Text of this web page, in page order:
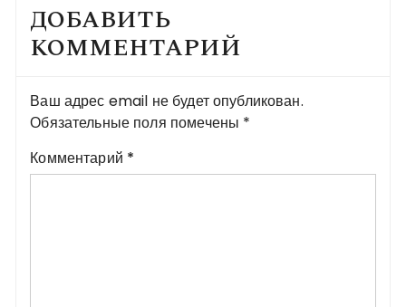
ДОБАВИТЬ
КОММЕНТАРИЙ
Ваш адрес email не будет опубликован.
Обязательные поля помечены *
Комментарий *